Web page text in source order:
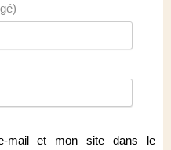
mail et mon site dans le